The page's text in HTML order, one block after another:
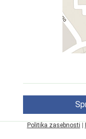
Politika zasebnosti |